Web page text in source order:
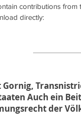
contributions
directly:
Gornig,
Auch ein
der